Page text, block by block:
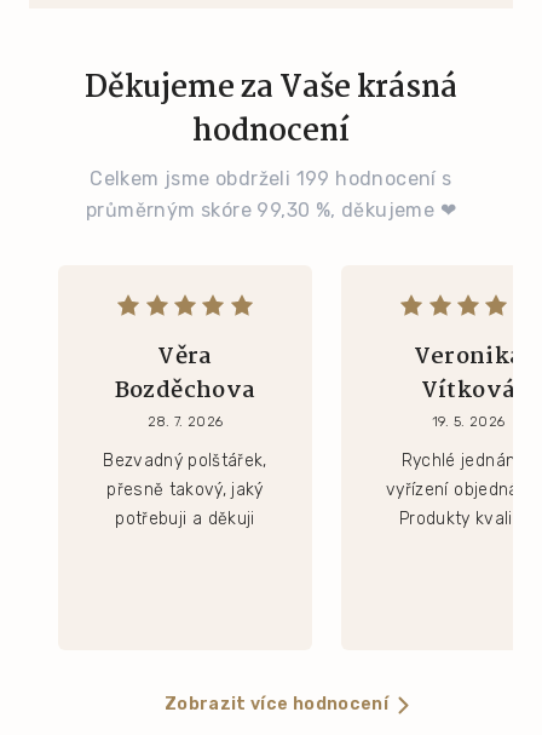
Děkujeme za Vaše krásná
hodnocení
Celkem jsme obdrželi 199 hodnocení s
průměrným skóre 99,30 %, děkujeme ❤
Věra
Bozděchova
28. 7. 2026
Bezvadný polštářek,
přesně takový, jaký
potřebuji a děkuji
Veronika
Vítková
19. 5. 2026
Rychlé jednání a
vyřízení
Produkty kvalitní.
Zobrazit více hodnocení